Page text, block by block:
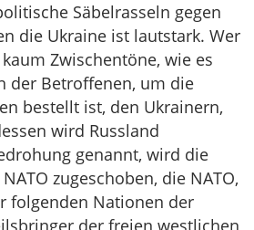
Säbelrasseln gegen
die Ukraine ist lautstark. Wer
Zwischentöne, wie es
der Betroffenen, um die
bestellt ist, den Ukrainern,
wird Russland
genannt, wird die
zugeschoben, die NATO,
folgenden Nationen der
der freien westlichen